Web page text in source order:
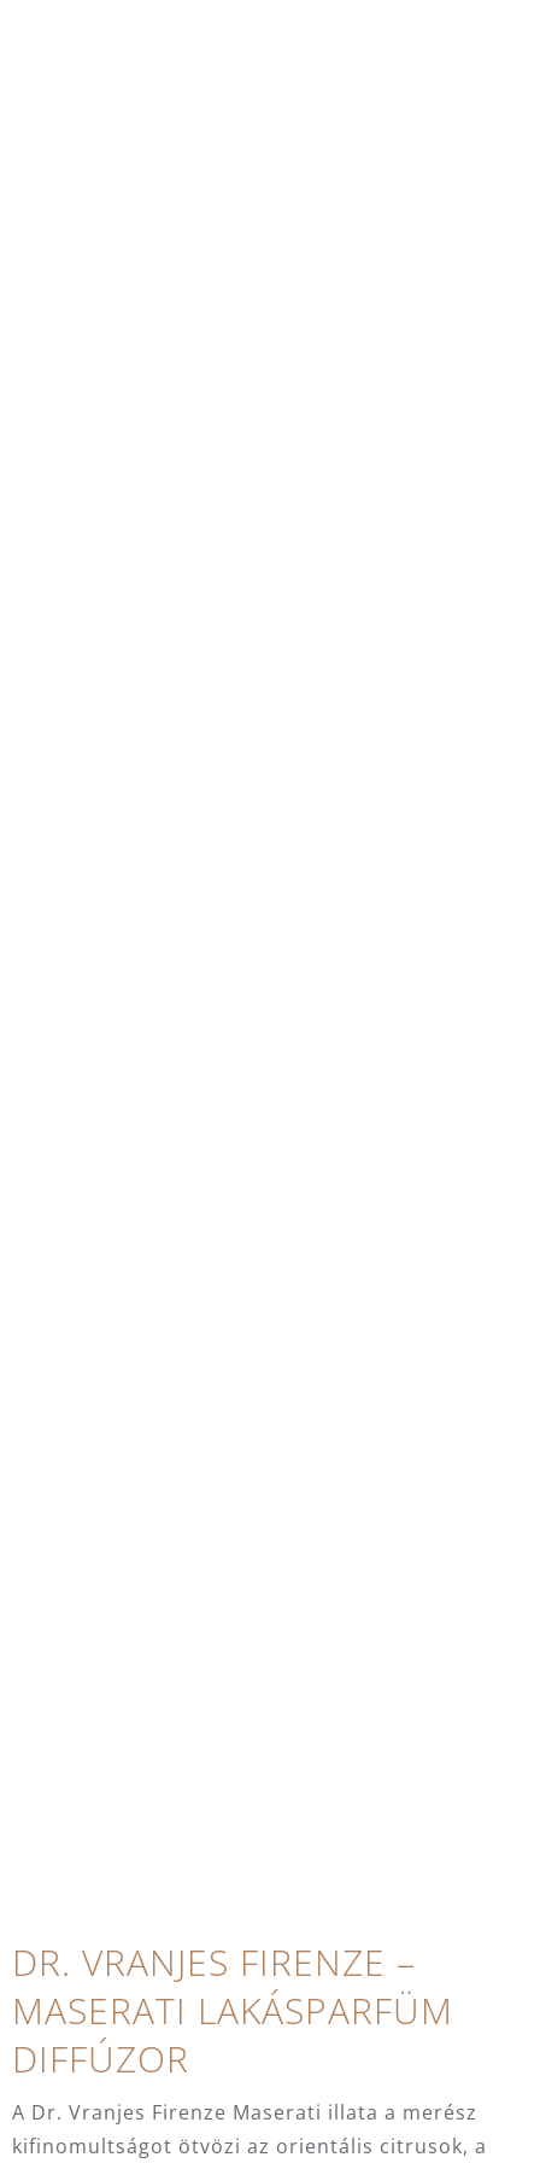
DR. VRANJES FIRENZE –
MASERATI LAKÁSPARFÜM
DIFFÚZOR
A Dr. Vranjes Firenze Maserati illata a merész
kifinomultságot ötvözi az orientális citrusok, a